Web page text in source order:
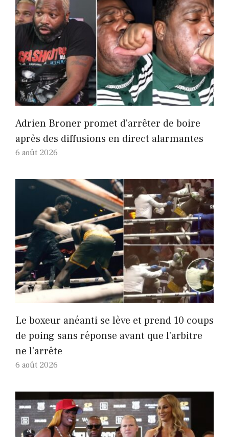
Adrien Broner promet d'arrêter de boire
après des diffusions en direct alarmantes
6 août 2026
Le boxeur anéanti se lève et prend 10 coups
de poing sans réponse avant que l'arbitre
ne l'arrête
6 août 2026